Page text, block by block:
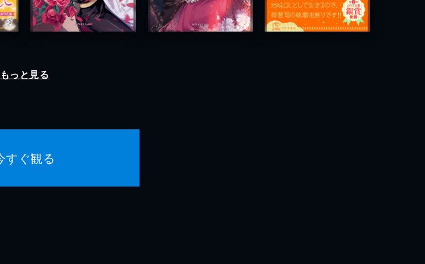
もっと見る
すぐ観る